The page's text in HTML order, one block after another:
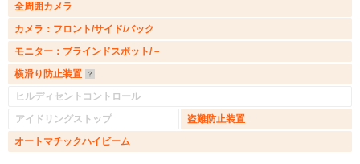
全周囲カメラ
カメラ：フロント/サイド/バック
モニター：ブラインドスポット/－
横滑り防止装置
ヒルディセントコントロール
アイドリングストップ
盗難防止装置
オートマチックハイビーム